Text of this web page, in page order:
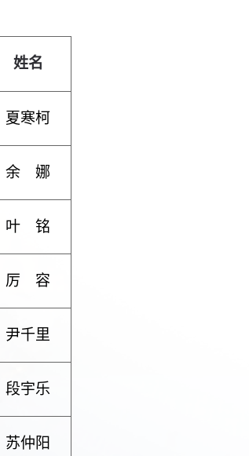
姓名
夏寒柯
余 娜
叶 铭
厉 容
尹千里
段宇乐
苏仲阳